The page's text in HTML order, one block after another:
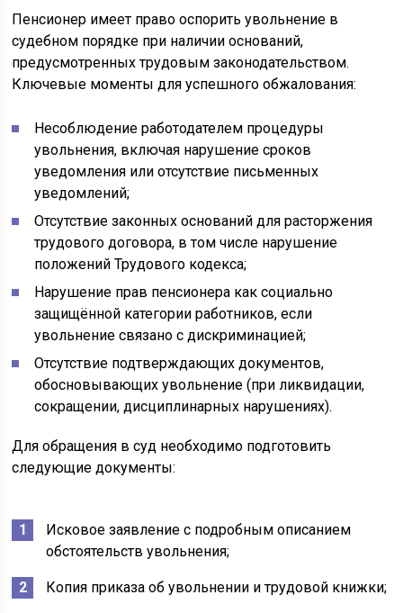
Пенсионер имеет право оспорить увольнение в
судебном порядке при наличии оснований,
предусмотренных трудовым законодательством.
Ключевые моменты для успешного обжалования:
Несоблюдение работодателем процедуры
увольнения, включая нарушение сроков
уведомления или отсутствие письменных
уведомлений;
Отсутствие законных оснований для расторжения
трудового договора, в том числе нарушение
положений Трудового кодекса;
Нарушение прав пенсионера как социально
защищённой категории работников, если
увольнение связано с дискриминацией;
Отсутствие подтверждающих документов,
обосновывающих увольнение (при ликвидации,
сокращении, дисциплинарных нарушениях).
Для обращения в суд необходимо подготовить
следующие документы:
Исковое заявление с подробным описанием
обстоятельств увольнения;
Копия приказа об увольнении и трудовой книжки;